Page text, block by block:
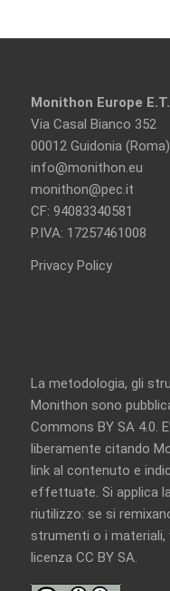
Monithon Europe
Via Casal Bianco 352
00012 Guidonia (Roma)
info@monithon.eu
monithon@pec.it
CF: 94083340581
P.IVA: 17257461008
Privacy Policy
La metodologia, gli
Monithon sono
Commons BY SA 4.0.
liberamente citando
link al contenuto e
effettuate. Si applica
riutilizzo: se si
strumenti o i
licenza CC BY SA.